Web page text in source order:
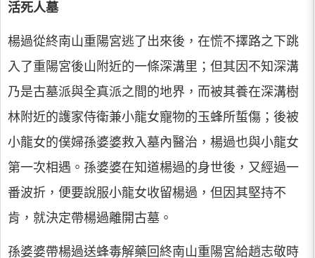
活死人墓
楊過從終南山重陽宮逃了出來後，在慌不擇路之下跳
入了重陽宮後山附近的一條深溝里；但其因不知深溝
乃是古墓派與全真派之間的地界，而被其養在深溝樹
林附近的護家侍衛兼小龍女寵物的玉蜂所蜇傷；後被
小龍女的僕婦孫婆婆救入墓內醫治，楊過也與小龍女
第一次相遇。孫婆婆在知道楊過的身世後，又經過一
番波折，便要說服小龍女收留楊過，但因其堅持不
肯，就決定帶楊過離開古墓。
孫婆婆帶楊過送蜂毒解藥回終南山重陽宮給趙志敬時